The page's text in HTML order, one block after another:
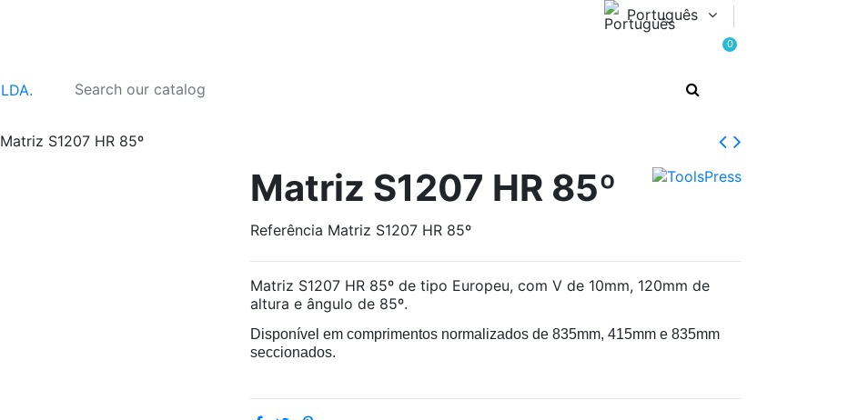
Português
0
Matriz S1207 HR 85º
Matriz S1207 HR 85º
Referência Matriz S1207 HR 85º
Matriz S1207 HR 85º de tipo Europeu, com V de 10mm, 120mm de
altura e ângulo de 85º.
Disponível em comprimentos normalizados de 835mm, 415mm e 835mm
seccionados.